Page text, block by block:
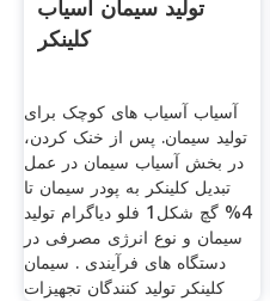
تولید سیمان آسیاب
کلینکر
آسیاب آسیاب های کوچک برای
تولید سیمان. پس از خنک کردن،
در بخش آسیاب سیمان در عمل
تبدیل کلینکر به پودر سیمان تا
4% گچ شکل1 فلو دیاگرام تولید
سیمان و نوع انرژی مصرفی در
دستگاه های فرآیندی . سیمان
کلینکر تولید کنندگان تجهیزات